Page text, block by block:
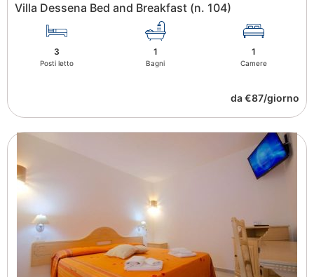
Villa Dessena Bed and Breakfast (n. 104)
3
Posti letto
1
Bagni
1
Camere
da €87/giorno